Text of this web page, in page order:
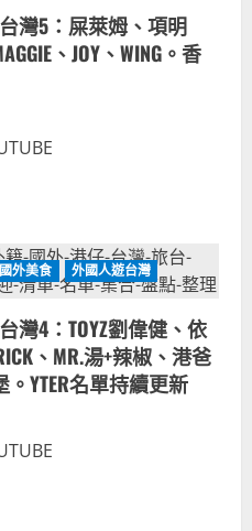
灣5：屎萊姆、項明
、JOY、WING。香
國外美食 外國人遊台灣
灣4：TOYZ劉偉健、依
、MR.湯+辣椒、港爸
YTER名單持續更新